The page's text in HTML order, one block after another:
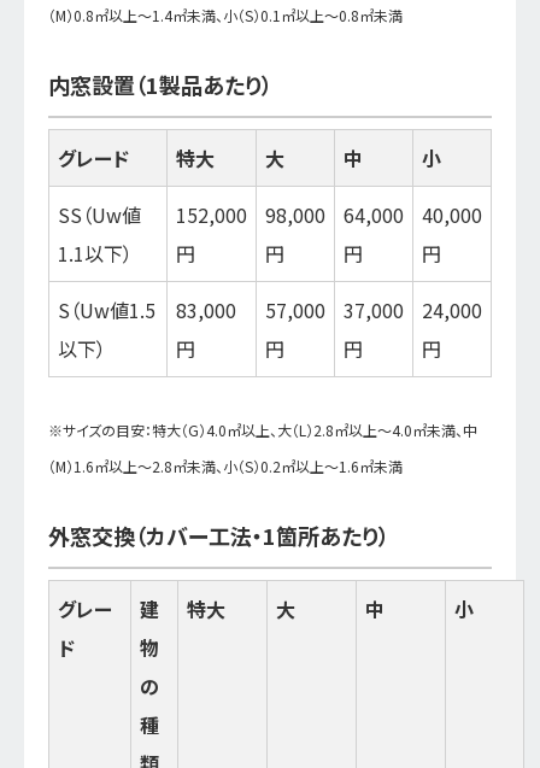
（M）0.8㎡以上～1.4㎡未満、小（S）0.1㎡以上～0.8㎡未満
内窓設置（1製品あたり）
グレード 特大 大 中
小
SS（Uw値
1.1以下）
152,000
円
98,000
円
64,000
円
40,000
円
S（Uw値1.5
以下）
83,000
円
57,000
円
37,000
円
24,000
円
※サイズの目安：特大（G）4.0㎡以上、大（L）2.8㎡以上～4.0㎡未満、中
（M）1.6㎡以上～2.8㎡未満、小（S）0.2㎡以上～1.6㎡未満
外窓交換（カバー工法・1箇所あたり）
グレー
ド
建
物
の
種
特大 大 中 小